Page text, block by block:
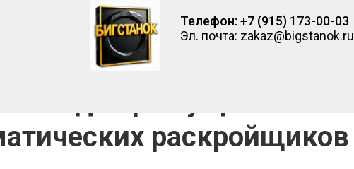
Телефон: +7 (915) 173-00-03
Эл. почта: zakaz@bigstanok.ru
раскройщиков